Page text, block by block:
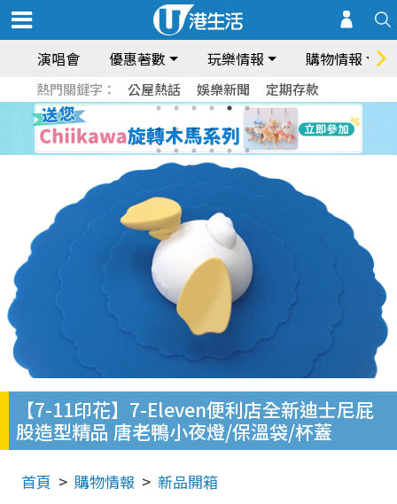
演唱會 優惠著數 玩樂情報 購物情報
熱門關鍵字： 公屋熱話 娛樂新聞 定期存款
【7-11印花】7-Eleven便利店全新迪士尼屁
股造型精品 唐老鴨小夜燈/保溫袋/杯蓋
首頁 購物情報 新品開箱